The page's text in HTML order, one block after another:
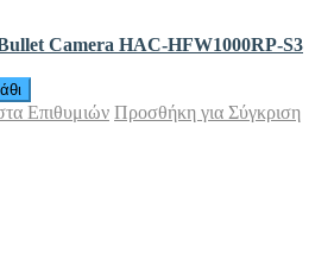
Camera HAC-HFW1000RP-S3
Επιθυμιών Προσθήκη για Σύγκριση